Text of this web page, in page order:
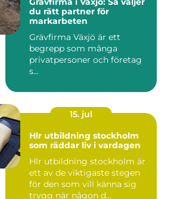
du rätt partner för
markarbeten
Grävfirma Växjö är ett
begrepp som många
privatpersoner och företag
s...
15. jul
Hlr utbildning stockholm
som räddar liv i vardagen
Hlr utbildning stockholm är
ett av de viktigaste stegen
för den som vill känna sig
trygg när någon d...